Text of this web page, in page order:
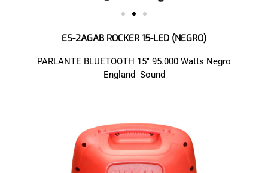
ES-2AGAB ROCKER 15-LED (NEGRO)
PARLANTE BLUETOOTH 15″ 95.000 Watts Negro
England Sound